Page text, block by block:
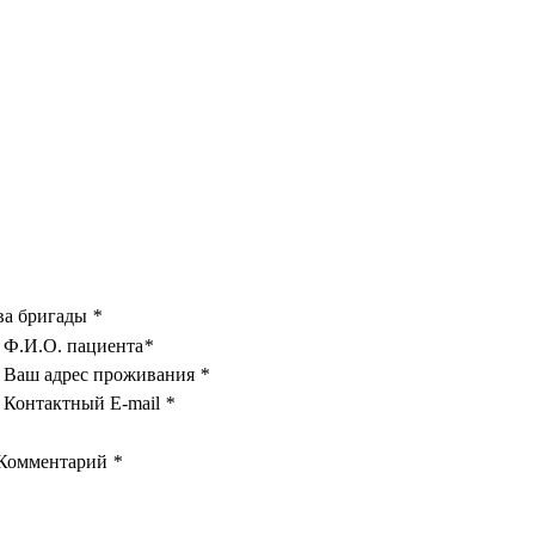
бригады *
Ф.И.О. пациента*
Ваш адрес проживания *
Контактный E-mail *
*